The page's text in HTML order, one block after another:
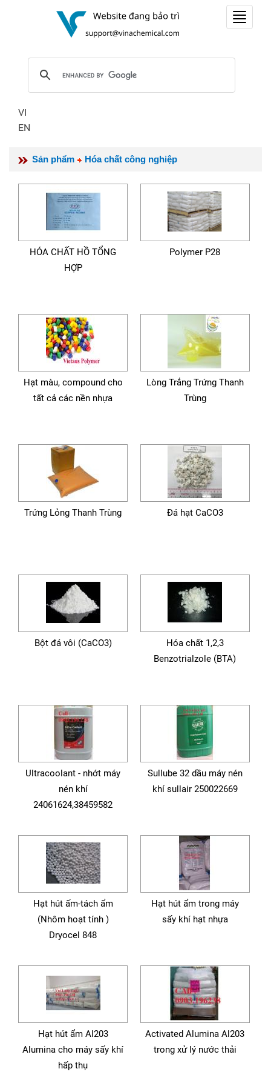
Toggle
VI
EN
Sản phẩm Hóa chất công nghiệp
HÓA CHẤT HỒ TỔNG
HỢP
Polymer P28
Hạt màu, compound cho
tất cả các nền nhựa
Lòng Trắng Trứng Thanh
Trùng
Trứng Lỏng Thanh Trùng Đá hạt CaCO3
Bột đá vôi (CaCO3)
Hóa chất 1,2,3
Benzotrialzole (BTA)
Ultracoolant - nhớt máy
nén khí
24061624,38459582
Sullube 32 dầu máy nén
khí sullair 250022669
Hạt hút ấm-tách ẩm
(Nhôm hoạt tính )
Dryocel 848
Hạt hút ẩm trong máy
sấy khí hạt nhựa
Hạt hút ẩm Al203
Alumina cho máy sấy khí
hấp thụ
Activated Alumina Al203
trong xử lý nước thải